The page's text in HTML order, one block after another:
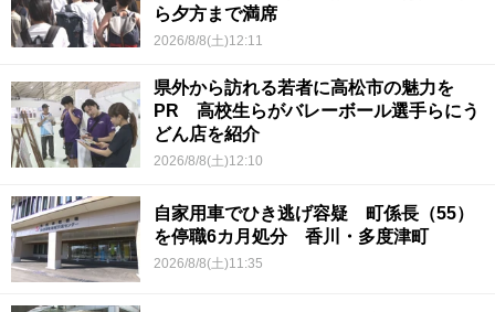
ら夕方まで満席
2026/8/8(土)12:11
県外から訪れる若者に高松市の魅力を
PR 高校生らがバレーボール選手らにう
どん店を紹介
2026/8/8(土)12:10
自家用車でひき逃げ容疑 町係長（55）
を停職6カ月処分 香川・多度津町
2026/8/8(土)11:35